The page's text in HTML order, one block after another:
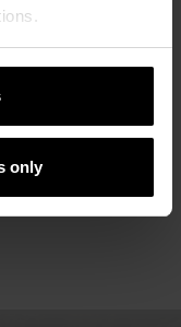
only
OBJEKTE